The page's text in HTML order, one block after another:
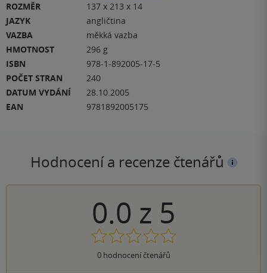
ROZMĚR
137 x 213 x 14
JAZYK
angličtina
VAZBA
měkká vazba
HMOTNOST
296 g
ISBN
978-1-892005-17-5
POČET STRAN
240
DATUM VYDÁNÍ
28.10.2005
EAN
9781892005175
Hodnocení a recenze čtenářů
0.0 z 5
0hodnocení čtenářů